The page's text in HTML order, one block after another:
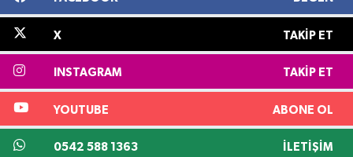
X TAKIP ET
INSTAGRAM TAKIP ET
YOUTUBE ABONE OL
0542 588 1363 İLETIŞIM